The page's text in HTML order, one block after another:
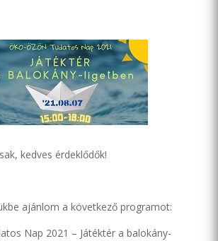
kedves érdeklődők!
ajánlom a következő programot:
Nap 2021 – Játéktér a balokány-